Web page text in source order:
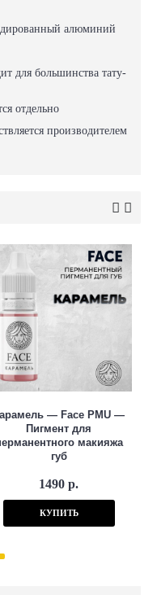
алюминий
для большинства тату-
отдельно
производителем
— Face PMU —
Пигмент для
макияжа
губ
1490 р.
КУПИТЬ